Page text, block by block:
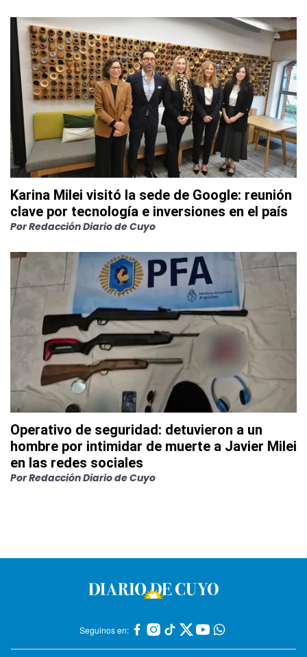
Karina Milei visitó la sede de Google: reunión
clave por tecnología e inversiones en el país
PorRedacción Diario de Cuyo
Operativo de seguridad: detuvieron a un
hombre por intimidar de muerte a Javier Milei
en las redes sociales
PorRedacción Diario de Cuyo
Seguinos en: